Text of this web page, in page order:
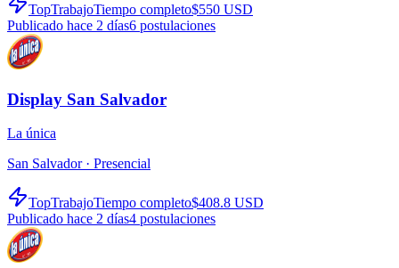
TopTrabajoTiempo completo$550 USD
Publicado hace 2 días6 postulaciones
Display San Salvador
La única
San Salvador · Presencial
TopTrabajoTiempo completo$408.8 USD
Publicado hace 2 días4 postulaciones